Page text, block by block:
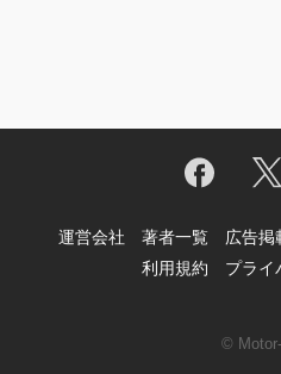
運営会社 著者一覧 広告掲
利用規約
プライ
©